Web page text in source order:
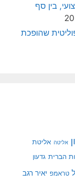
בין סף
שהופכת
אליטה אליטת
הברית גדעון
טראמפ יאיר רגב